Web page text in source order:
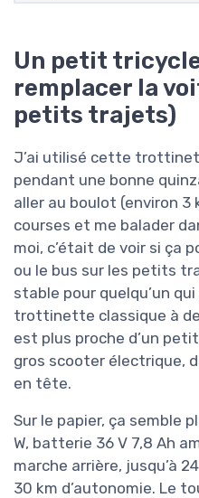
Un petit
remplacer la
petits trajets)
J’ai utilisé cette
pendant une bonne
aller au boulot (environ 3
courses et me balader
moi, c’était de voir si ça
ou le bus sur les petits
stable pour quelqu’un qui
trottinette classique à
est plus proche d’un
gros scooter électrique,
en tête.
Sur le papier, ça semble
W, batterie 36 V 7,8 Ah
marche arrière, jusqu’à
30 km d’autonomie. Le